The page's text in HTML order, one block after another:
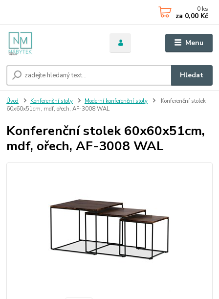
Menu
Hledat
0 ks
za 0,00 Kč
Úvod Konferenční stoly Moderní konferenční stoly
Konferenční stolek
60x60x51cm, mdf, ořech, AF-3008 WAL
Konferenční stolek 60x60x51cm,
mdf, ořech, AF-3008 WAL